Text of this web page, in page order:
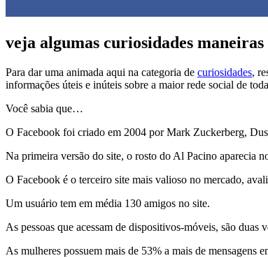
veja algumas curiosidades
Para dar uma animada aqui na categoria de curiosidades,
informações úteis e inúteis sobre a maior rede social de toda
Você sabia que…
O Facebook foi criado em 2004 por Mark Zuckerberg,
Na primeira versão do site, o rosto do Al Pacino aparecia
O Facebook é o terceiro site mais valioso no mercado,
Um usuário tem em média 130 amigos no site.
As pessoas que acessam de dispositivos-móveis, são duas
As mulheres possuem mais de 53% a mais de mensagens